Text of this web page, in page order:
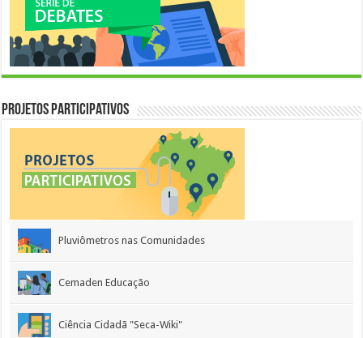
Projetos Participativos
Pluviômetros nas Comunidades
Cemaden Educação
Ciência Cidadã "Seca-Wiki"